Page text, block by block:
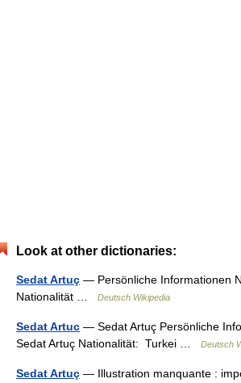
Look at other dictionaries:
Sedat Artuç — Persönliche Informationen
Nationalität …
Deutsch Wikipedia
Sedat Artuc — Sedat Artuç Persönliche
Sedat Artuç Nationalität: Turkei …
Deutsch
Sedat Artuç — Illustration manquante :